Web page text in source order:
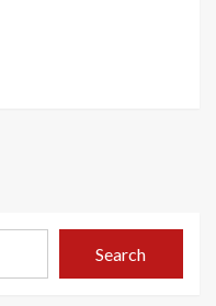
Search